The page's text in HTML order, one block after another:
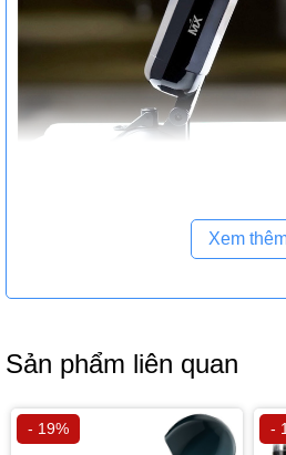
Xem
Sản phẩm liên quan
- 19% -